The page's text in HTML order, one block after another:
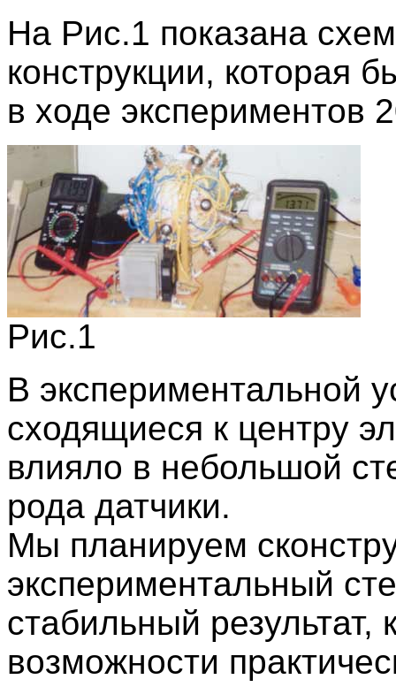
На Рис.1 показана
конструкции, которая
в ходе экспериментов
Рис.1
В экспериментальной
сходящиеся к центру
влияло в небольшой
рода датчики.
Мы планируем
экспериментальный
стабильный результат,
возможности